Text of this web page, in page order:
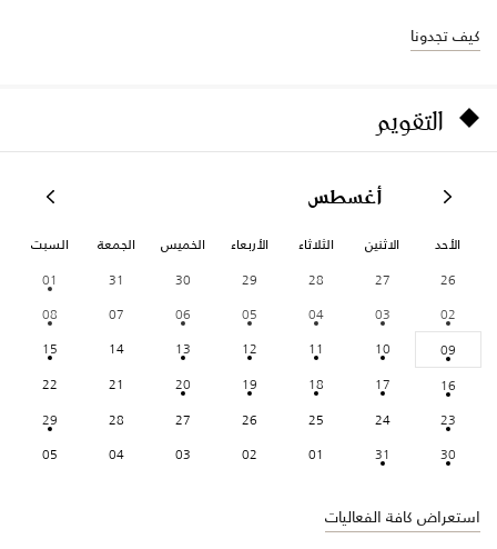
كيف تجدونا
التقويم
أغسطس
الأحد الاثنين الثلاثاء الأربعاء الخميس الجمعة السبت
26
27
28
29
30
31
01
02
03
04
05
06
07
08
09
10
11
12
13
14
15
16
17
18
19
20
21
22
23
24
25
26
27
28
29
30
31
01
02
03
04
05
استعراض كافة الفعاليات